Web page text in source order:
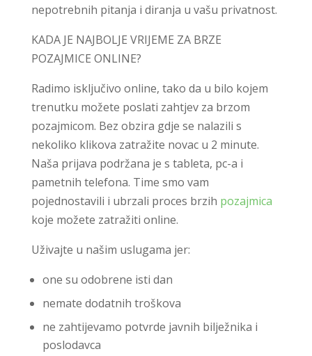
nepotrebnih pitanja i diranja u vašu privatnost.
KADA JE NAJBOLJE VRIJEME ZA BRZE
POZAJMICE ONLINE?
Radimo isključivo online, tako da u bilo kojem
trenutku možete poslati zahtjev za brzom
pozajmicom. Bez obzira gdje se nalazili s
nekoliko klikova zatražite novac u 2 minute.
Naša prijava podržana je s tableta, pc-a i
pametnih telefona. Time smo vam
pojednostavili i ubrzali proces brzih pozajmica
koje možete zatražiti online.
Uživajte u našim uslugama jer:
one su odobrene isti dan
nemate dodatnih troškova
ne zahtijevamo potvrde javnih bilježnika i
poslodavca